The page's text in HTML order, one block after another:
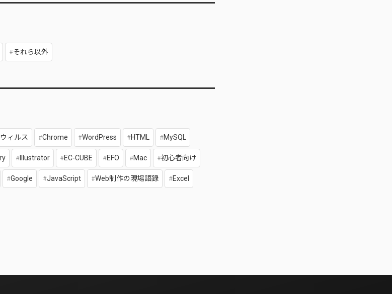
それら以外
ウィルス Chrome WordPress HTML MySQL
Illustrator EC-CUBE EFO Mac 初心者向け
Google JavaScript Web制作の現場語録 Excel